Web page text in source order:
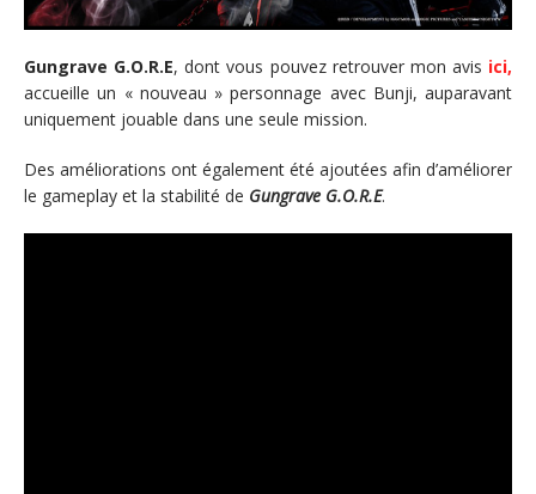
Gungrave G.O.R.E, dont vous pouvez retrouver mon avis ici,
accueille un « nouveau » personnage avec Bunji, auparavant
uniquement jouable dans une seule mission.
Des améliorations ont également été ajoutées afin d’améliorer
le gameplay et la stabilité de Gungrave G.O.R.E.